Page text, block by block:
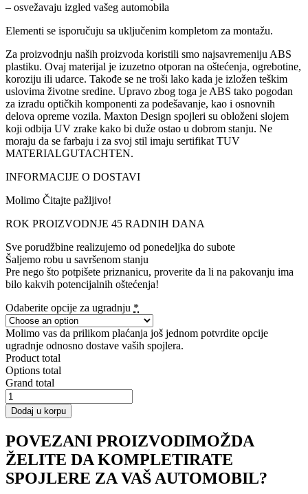
– osvežavaju izgled vašeg automobila
Elementi se isporučuju sa uključenim kompletom za montažu.
Za proizvodnju naših proizvoda koristili smo najsavremeniju ABS
plastiku. Ovaj materijal je izuzetno otporan na oštećenja, ogrebotine,
koroziju ili udarce. Takođe se ne troši lako kada je izložen teškim
uslovima životne sredine. Upravo zbog toga je ABS tako pogodan
za izradu optičkih komponenti za podešavanje, kao i osnovnih
delova opreme vozila. Maxton Design spojleri su obloženi slojem
koji odbija UV zrake kako bi duže ostao u dobrom stanju. Ne
moraju da se farbaju i za svoj stil imaju sertifikat TUV
MATERIALGUTACHTEN.
INFORMACIJE O DOSTAVI
Molimo Čitajte pažljivo!
ROK PROIZVODNJE 45 RADNIH DANA
Sve porudžbine realizujemo od ponedeljka do subote
Šaljemo robu u savršenom stanju
Pre nego što potpišete priznanicu, proverite da li na pakovanju ima
bilo kakvih potencijalnih oštećenja!
Odaberite opcije za ugradnju *
Molimo vas da prilikom plaćanja još jednom potvrdite opcije
ugradnje odnosno dostave vaših spojlera.
Product total
Options total
Grand total
Rear
Side
Splitters
Benz
E-
Class
W213
Dodaj u korpu
POVEZANI PROIZVODIMOŽDA
ŽELITE DA KOMPLETIRATE
SPOJLERE ZA VAŠ AUTOMOBIL?